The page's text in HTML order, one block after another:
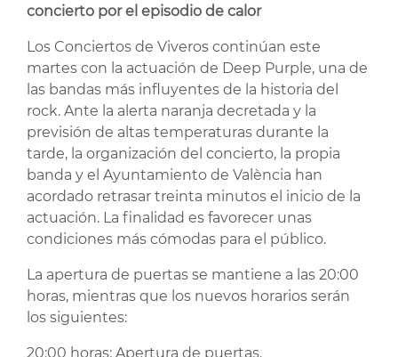
concierto por el episodio de calor
Los Conciertos de Viveros continúan este
martes con la actuación de Deep Purple, una de
las bandas más influyentes de la historia del
rock. Ante la alerta naranja decretada y la
previsión de altas temperaturas durante la
tarde, la organización del concierto, la propia
banda y el Ayuntamiento de València han
acordado retrasar treinta minutos el inicio de la
actuación. La finalidad es favorecer unas
condiciones más cómodas para el público.
La apertura de puertas se mantiene a las 20:00
horas, mientras que los nuevos horarios serán
los siguientes:
20:00 horas: Apertura de puertas.